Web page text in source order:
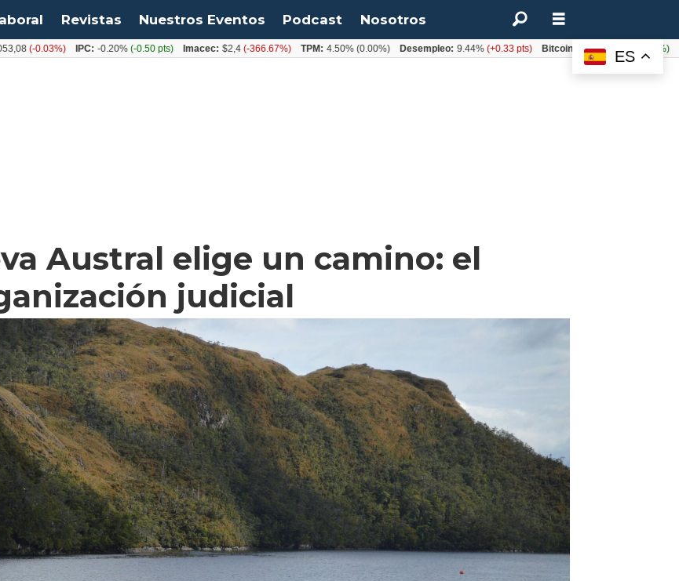
Revistas Nuestros Eventos Podcast Nosotros
Austral elige un camino: el
judicial
ES
0.03%) IPC: -0.20% (-0.50 pts) Imacec: $2,4(-366.67%) TPM: 4.50%(0.00%) Desempleo: 9.44%(+0.33 pts) Bitcoin: $64.600,08(+2.93%)